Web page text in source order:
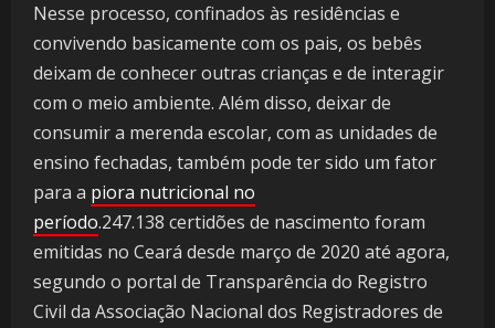
Nesse processo, confinados às residências e
convivendo basicamente com os pais, os bebês
deixam de conhecer outras crianças e de interagir
com o meio ambiente. Além disso, deixar de
consumir a merenda escolar, com as unidades de
ensino fechadas, também pode ter sido um fator
para a piora nutricional no
período.247.138 certidões de nascimento foram
emitidas no Ceará desde março de 2020 até agora,
segundo o portal de Transparência do Registro
Civil da Associação Nacional dos Registradores de